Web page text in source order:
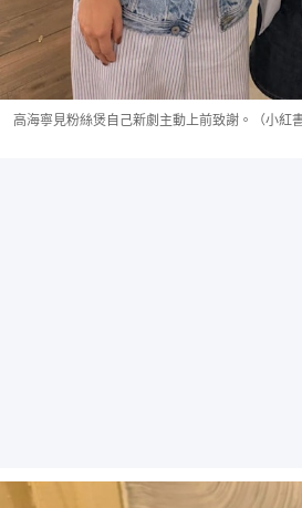
高海寧見粉絲煲自己新劇主動上前致謝。（小紅書